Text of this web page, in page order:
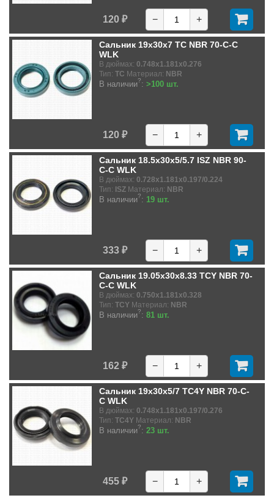
120 ₽ − +
Сальник 19x30x7 TC NBR 70-C-C
WLK
В дюймах: 0.748x1.181x0.276
Тип: TC Материал: NBR
В наличии?: >100 шт.
120 ₽ − +
Сальник 18.5x30x5/5.7 ISZ NBR 90-
C-C WLK
В дюймах: 0.728x1.181x0.197/0.224
Тип: ISZ Материал: NBR
В наличии?: 19 шт.
333 ₽ − +
Сальник 19.05x30x8.33 TCY NBR 70-
C-C WLK
В дюймах: 0.750x1.181x0.328
Тип: TCY Материал: NBR
В наличии?: 81 шт.
162 ₽ − +
Сальник 19x30x5/7 TC4Y NBR 70-C-
C WLK
В дюймах: 0.748x1.181x0.197/0.276
Тип: TC4Y Материал: NBR
В наличии?: 23 шт.
455 ₽ − +